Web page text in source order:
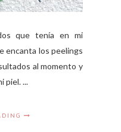
que tenía en mi
encanta los peelings
al momento y
piel. ...